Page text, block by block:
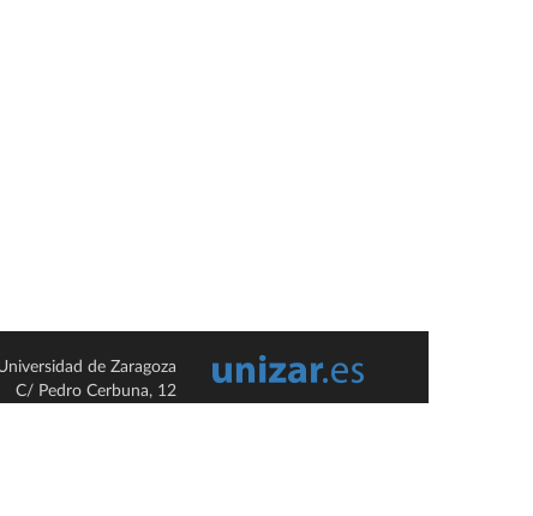
de Zaragoza
C/ Pedro Cerbuna, 12